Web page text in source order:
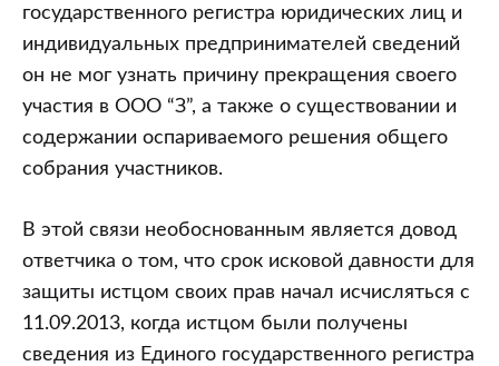
государственного регистра юридических лиц и
индивидуальных предпринимателей сведений
он не мог узнать причину прекращения своего
участия в ООО “З”, а также о существовании и
содержании оспариваемого решения общего
собрания участников.
В этой связи необоснованным является довод
ответчика о том, что срок исковой давности для
защиты истцом своих прав начал исчисляться с
11.09.2013, когда истцом были получены
сведения из Единого государственного регистра